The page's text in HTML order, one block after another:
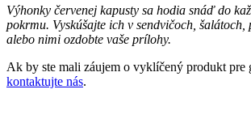
Výhonky červenej kapusty sa hodia snáď do
pokrmu. Vyskúšajte ich v sendvičoch, šalátoch,
alebo nimi ozdobte vaše prílohy.
Ak by ste mali záujem o vyklíčený produkt pre
kontaktujte nás.